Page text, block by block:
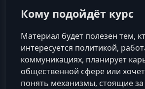
Кому подойдёт курс
Материал будет полезен тем,
интересуется политикой,
коммуникациях, планирует
общественной сфере или
понять механизмы, стоящие